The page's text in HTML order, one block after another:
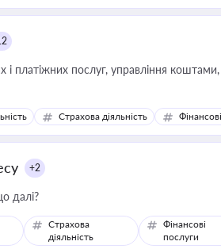
приймання платежів та дотримання
Страхова діяльність
+2
далі?
Страхова
діяльність
Фінансові
послуги